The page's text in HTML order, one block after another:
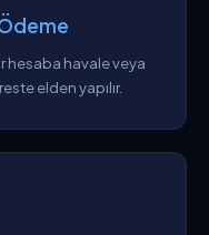
havale veya
elden yapılır.